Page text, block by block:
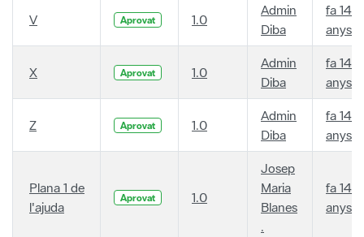
V Aprovat 1.0
Admin
Diba
fa 14
anys
X Aprovat 1.0
Admin
Diba
fa 14
anys
Z Aprovat 1.0
Admin
Diba
fa 14
anys
Plana 1 de
l'ajuda
Aprovat 1.0
Josep
Maria
Blanes
.
fa 14
anys